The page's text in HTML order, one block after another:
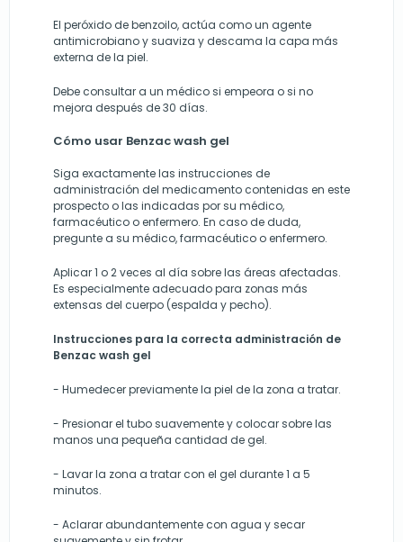
El peróxido de benzoilo, actúa como un agente
antimicrobiano y suaviza y descama la capa más
externa de la piel.
Debe consultar a un médico si empeora o si no
mejora después de 30 días.
Cómo usar Benzac wash gel
Siga exactamente las instrucciones de
administración del medicamento contenidas en este
prospecto o las indicadas por su médico,
farmacéutico o enfermero. En caso de duda,
pregunte a su médico, farmacéutico o enfermero.
Aplicar 1 o 2 veces al día sobre las áreas afectadas.
Es especialmente adecuado para zonas más
extensas del cuerpo (espalda y pecho).
Instrucciones para la correcta administración de
Benzac wash gel
- Humedecer previamente la piel de la zona a tratar.
- Presionar el tubo suavemente y colocar sobre las
manos una pequeña cantidad de gel.
- Lavar la zona a tratar con el gel durante 1 a 5
minutos.
- Aclarar abundantemente con agua y secar